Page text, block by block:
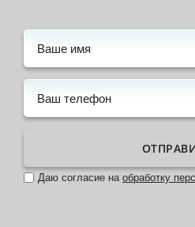
Даю согласие на обработку